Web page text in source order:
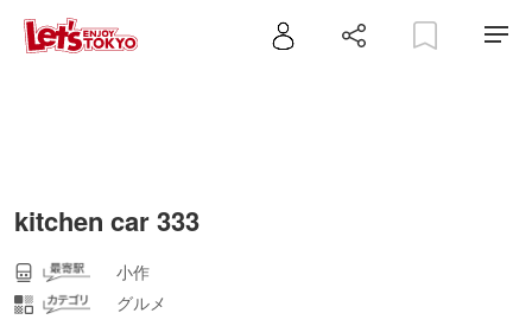
kitchen car 333
小作
グルメ